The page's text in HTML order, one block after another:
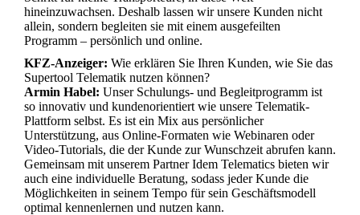
hineinzuwachsen. Deshalb lassen wir unsere Kunden nicht
allein, sondern begleiten sie mit einem ausgefeilten
Programm – persönlich und online.
KFZ-Anzeiger: Wie erklären Sie Ihren Kunden, wie Sie das
Supertool Telematik nutzen können?
Armin Habel: Unser Schulungs- und Begleitprogramm ist
so innovativ und kundenorientiert wie unsere Telematik-
Plattform selbst. Es ist ein Mix aus persönlicher
Unterstützung, aus Online-Formaten wie Webinaren oder
Video-Tutorials, die der Kunde zur Wunschzeit abrufen kann.
Gemeinsam mit unserem Partner Idem Telematics bieten wir
auch eine individuelle Beratung, sodass jeder Kunde die
Möglichkeiten in seinem Tempo für sein Geschäftsmodell
optimal kennenlernen und nutzen kann.